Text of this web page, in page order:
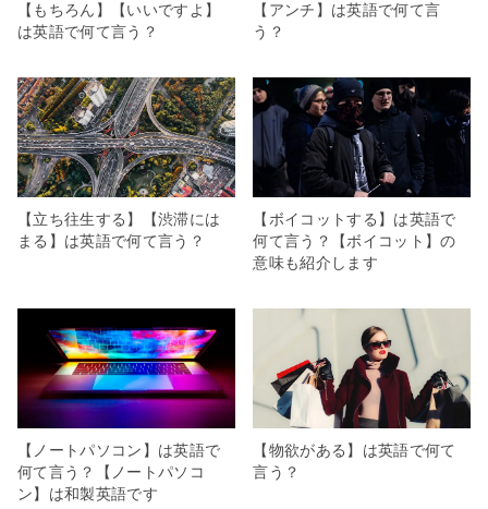
【もちろん】【いいですよ】
は英語で何て言う？
【アンチ】は英語で何て言
う？
【立ち往生する】【渋滞には
まる】は英語で何て言う？
【ボイコットする】は英語で
何て言う？【ボイコット】の
意味も紹介します
【ノートパソコン】は英語で
何て言う？【ノートパソコ
ン】は和製英語です
【物欲がある】は英語で何て
言う？